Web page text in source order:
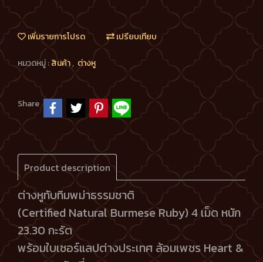
เพิ่มรายการโปรด เปรียบเทียบ
หมวดหมู่ :สินค้า, ต่างหู
Share
Product description
ต่างหูทับทิมพม่าธรรมชาติ
(Certified Natural Burmese Ruby) 4 เม็ด หนัก
23.30 กะรัต
พร้อมใบเซอร์แลปต่างประเทศ ล้อมเพชร Heart &